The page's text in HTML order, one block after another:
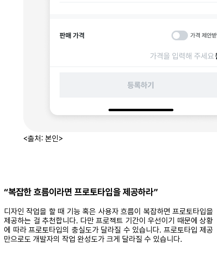
<출처: 본인>
“복잡한 흐름이라면 프로토타입을 제공하라”
디자인 작업을 할 때 기능 혹은 사용자 흐름이 복잡하면 프로토타입을
제공하는 걸 추천합니다. 다만 프로젝트 기간이 우선이기 때문에 상황
에 따라 프로토타입의 충실도가 달라질 수 있습니다. 프로토타입 제공
만으로도 개발자의 작업 완성도가 크게 달라질 수 있습니다.